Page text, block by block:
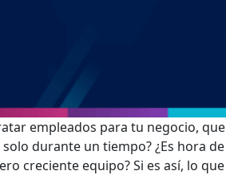
empleados para tu negocio, que
durante un tiempo? ¿Es hora de
creciente equipo? Si es así, lo que